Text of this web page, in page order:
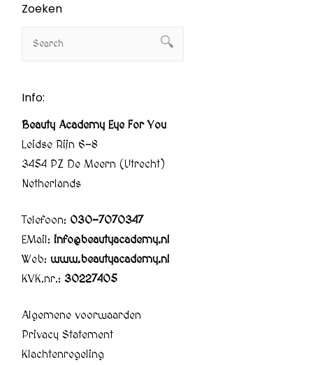
Zoeken
Info:
Beauty Academy Eye For You
Leidse Rijn 6-8
3454 PZ De Meern (Utrecht)
Netherlands
Telefoon: 030-7070347
EMail: info@beautyacademy.nl
Web: www.beautyacademy.nl
KVK.nr.: 30227405
Algemene voorwaarden
Privacy Statement
Klachtenregeling